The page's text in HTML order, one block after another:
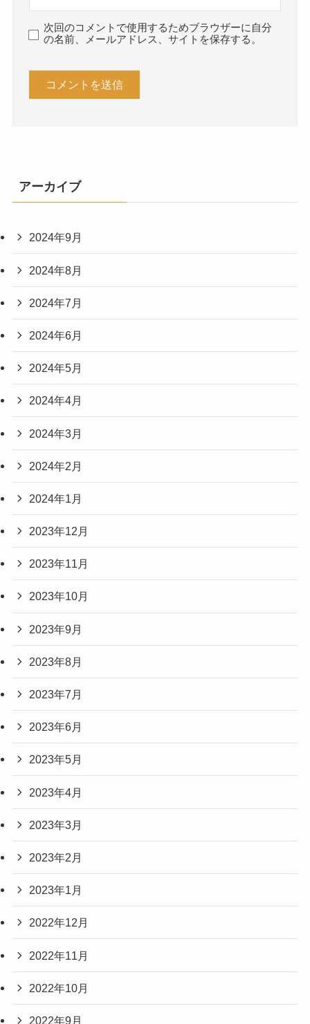
次回のコメントで使用するためブラウザーに自分
の名前、メールアドレス、サイトを保存する。
アーカイブ
2024年9月
2024年8月
2024年7月
2024年6月
2024年5月
2024年4月
2024年3月
2024年2月
2024年1月
2023年12月
2023年11月
2023年10月
2023年9月
2023年8月
2023年7月
2023年6月
2023年5月
2023年4月
2023年3月
2023年2月
2023年1月
2022年12月
2022年11月
2022年10月
2022年9月